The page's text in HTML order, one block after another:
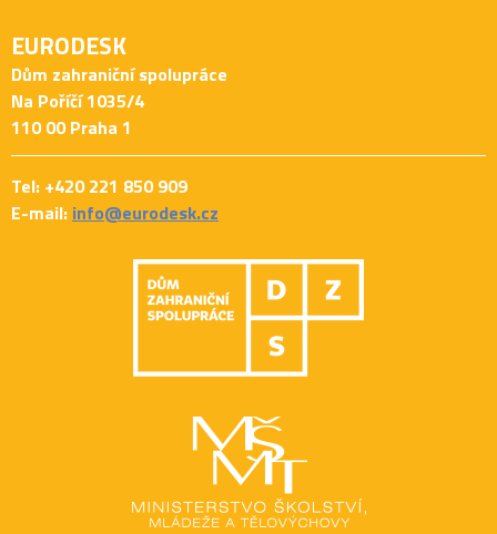
EURODESK
Dům zahraniční spolupráce
Na Poříčí 1035/4
110 00 Praha 1
Tel: +420 221 850 909
E-mail: info@eurodesk.cz